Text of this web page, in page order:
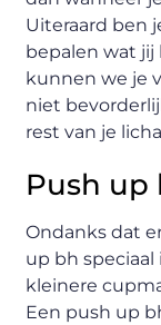
Uiteraard ben
bepalen wat
kunnen we je
niet
rest van je
Push up
Ondanks dat
up bh
kleinere
Een push up